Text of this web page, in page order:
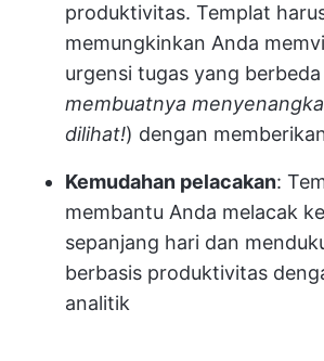
produktivitas. Templat
memungkinkan Anda
urgensi tugas yang berbeda
membuatnya
dilihat!) dengan
Kemudahan pelacakan:
membantu Anda melacak
sepanjang hari dan
berbasis produktivitas
analitik